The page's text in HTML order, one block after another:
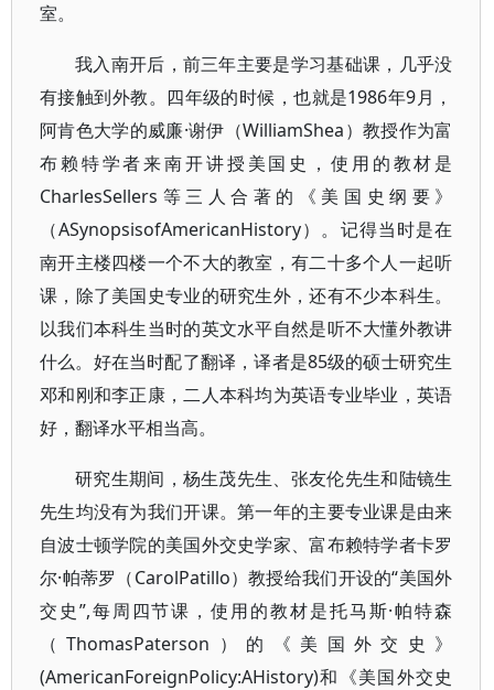
室。
我入南开后，前三年主要是学习基础课，几乎没
有接触到外教。四年级的时候，也就是1986年9月，
阿肯色大学的威廉·谢伊（WilliamShea）教授作为富
布赖特学者来南开讲授美国史，使用的教材是
CharlesSellers等三人合著的《美国史纲要》
（ASynopsisofAmericanHistory）。记得当时是在
南开主楼四楼一个不大的教室，有二十多个人一起听
课，除了美国史专业的研究生外，还有不少本科生。
以我们本科生当时的英文水平自然是听不大懂外教讲
什么。好在当时配了翻译，译者是85级的硕士研究生
邓和刚和李正康，二人本科均为英语专业毕业，英语
好，翻译水平相当高。
研究生期间，杨生茂先生、张友伦先生和陆镜生
先生均没有为我们开课。第一年的主要专业课是由来
自波士顿学院的美国外交史学家、富布赖特学者卡罗
尔·帕蒂罗（CarolPatillo）教授给我们开设的“美国外
交史”,每周四节课，使用的教材是托马斯·帕特森
（ThomasPaterson）的《美国外交史》
(AmericanForeignPolicy:AHistory)和《美国外交史